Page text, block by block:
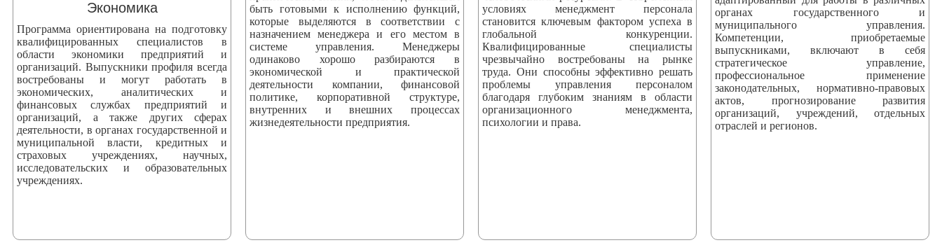
Экономика
Программа ориентирована на подготовку
квалифицированных специалистов в
области экономики предприятий и
организаций. Выпускники профиля всегда
востребованы и могут работать в
экономических, аналитических и
финансовых службах предприятий и
организаций, а также других сферах
деятельности, в органах государственной и
муниципальной власти, кредитных и
страховых учреждениях, научных,
исследовательских и образовательных
учреждениях.
быть готовыми к исполнению функций,
которые выделяются в соответствии с
назначением менеджера и его местом в
системе управления. Менеджеры
одинаково хорошо разбираются в
экономической и практической
деятельности компании, финансовой
политике, корпоративной структуре,
внутренних и внешних процессах
жизнедеятельности предприятия.
условиях менеджмент персонала
становится ключевым фактором успеха в
глобальной конкуренции.
Квалифицированные специалисты
чрезвычайно востребованы на рынке
труда. Они способны эффективно решать
проблемы управления персоналом
благодаря глубоким знаниям в области
организационного менеджмента,
психологии и права.
органах государственного и
муниципального управления.
Компетенции, приобретаемые
выпускниками, включают в себя
стратегическое управление,
профессиональное применение
законодательных, нормативно-правовых
актов, прогнозирование развития
организаций, учреждений, отдельных
отраслей и регионов.